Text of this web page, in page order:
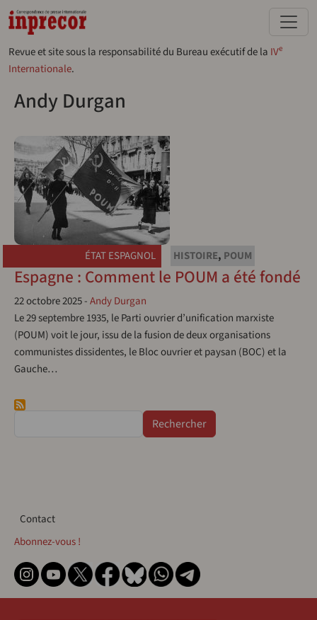
Aller au contenu principal
Revue et site sous la responsabilité du Bureau exécutif de la IVe
Internationale.
Andy Durgan
ÉTAT ESPAGNOL HISTOIRE, POUM
Espagne : Comment le POUM a été fondé
22 octobre 2025-Andy Durgan
Le 29 septembre 1935, le Parti ouvrier d’unification marxiste
(POUM) voit le jour, issu de la fusion de deux organisations
communistes dissidentes, le Bloc ouvrier et paysan (BOC) et la
Gauche…
Contact
Contact
Abonnez-vous !